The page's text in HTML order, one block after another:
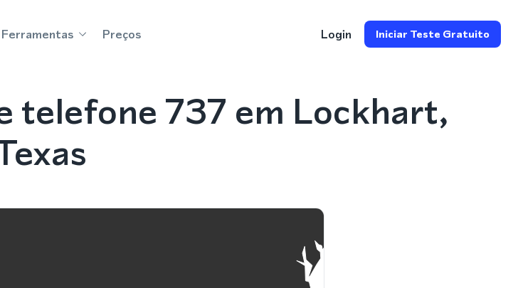
Ferramentas Preços Login Iniciar Teste Gratuito
telefone 737 em Lockhart,